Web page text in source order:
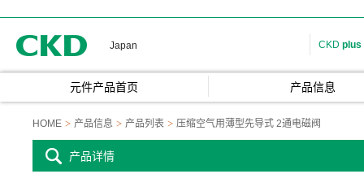
Japan CKD plus
元件产品首页 产品信息
HOME 产品信息 产品列表 压缩空气用薄型先导式 2通电磁阀
产品详情